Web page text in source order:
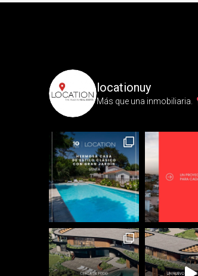
locationuy
Más que una inmobiliaria.⁣